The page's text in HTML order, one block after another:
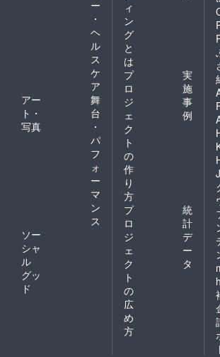
ー
・
ヘ
ル
ス
ケ
ア
アー
ト・
写真
舞
台
・
パ
フ
ォ
ー
マ
ン
ス
ソー
シャ
ル
グッ
ド
ィ
ン
グ
と
は
プ
ロ
ジ
ェ
ク
ト
の
作
り
方
実
施
事
例
プ
ロ
ジ
ェ
ク
ト
の
広
め
方
統
計
デ
ー
タ